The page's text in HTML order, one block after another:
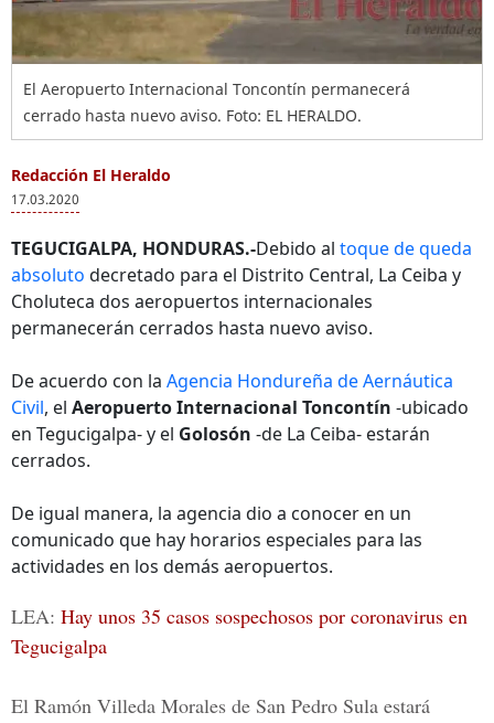
El Aeropuerto Internacional Toncontín permanecerá
cerrado hasta nuevo aviso. Foto: EL HERALDO.
Redacción El Heraldo
17.03.2020
TEGUCIGALPA, HONDURAS.-Debido al toque de queda
absoluto decretado para el Distrito Central, La Ceiba y
Choluteca dos aeropuertos internacionales
permanecerán cerrados hasta nuevo aviso.
De acuerdo con la Agencia Hondureña de Aernáutica
Civil, el Aeropuerto Internacional Toncontín -ubicado
en Tegucigalpa- y el Golosón -de La Ceiba- estarán
cerrados.
De igual manera, la agencia dio a conocer en un
comunicado que hay horarios especiales para las
actividades en los demás aeropuertos.
LEA: Hay unos 35 casos sospechosos por coronavirus en
Tegucigalpa
El Ramón Villeda Morales de San Pedro Sula estará